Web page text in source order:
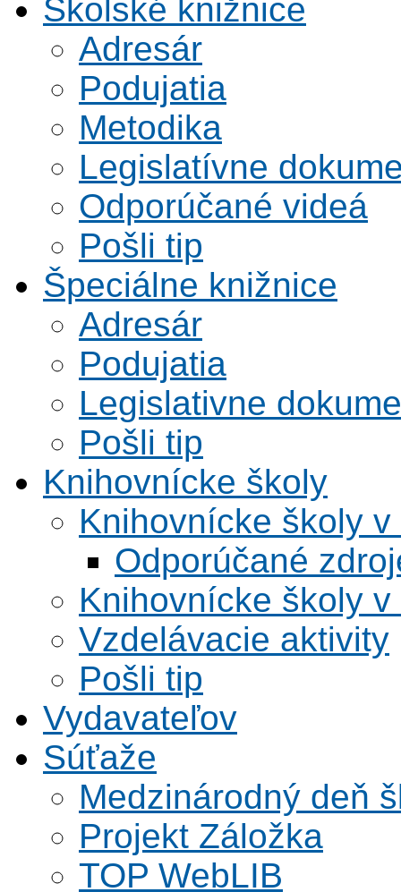
Školské knižnice
Adresár
Podujatia
Metodika
Legislatívne
Odporúčané videá
Pošli tip
Špeciálne knižnice
Adresár
Podujatia
Legislativne
Pošli tip
Knihovnícke školy
Knihovnícke školy v
Odporúčané
Knihovnícke školy v
Vzdelávacie aktivity
Pošli tip
Vydavateľov
Súťaže
Medzinárodný deň
Projekt Záložka
TOP WebLIB